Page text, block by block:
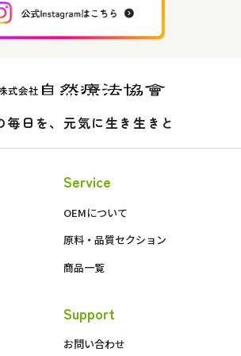
毎日を、元気に生き生きと
Service
OEMについて
原料・品質セクション
商品一覧
Support
お問い合わせ